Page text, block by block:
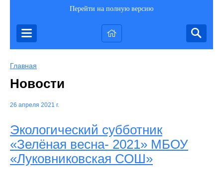
Перейти на полную версию
Главная
Новости
26 апреля 2021 г.
Экологический субботник
«Зелёная весна- 2021» МБОУ
«Луковниковская СОШ»